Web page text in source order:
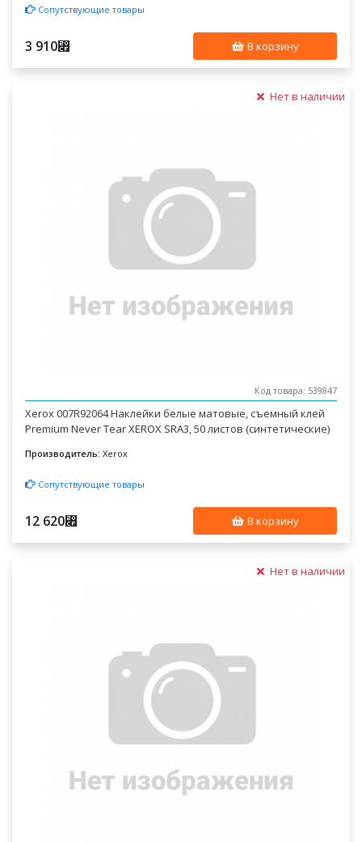
Сопутствующие товары
3 910⃏ В корзину
Нет в наличии
Код товара: 539847
Xerox 007R92064 Наклейки белые матовые, съемный клей
Premium Never Tear XEROX SRA3, 50 листов (синтетические)
Производитель: Xerox
Сопутствующие товары
12 620⃏ В корзину
Нет в наличии